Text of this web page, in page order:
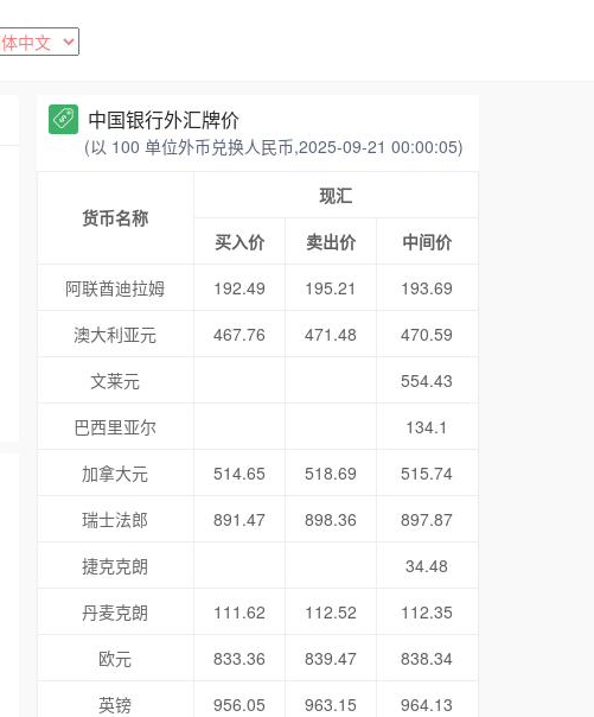
中国银行外汇牌价
(以 100 单位外币兑换人民币,2025-09-21 00:00:05)
货币名称
现汇
买入价
卖出价
中间价
阿联酋迪拉姆
192.49 195.21
193.69
澳大利亚元
467.76 471.48
470.59
文莱元
554.43
巴西里亚尔
134.1
加拿大元
514.65 518.69
515.74
瑞士法郎
891.47 898.36
897.87
捷克克朗
34.48
丹麦克朗
111.62 112.52
112.35
欧元
833.36 839.47
838.34
英镑
956.05 963.15
964.13